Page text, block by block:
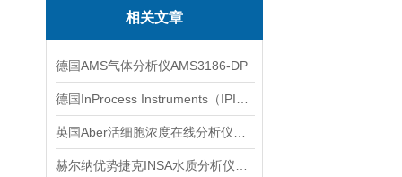
相关文章
德国AMS气体分析仪AMS3186-DP